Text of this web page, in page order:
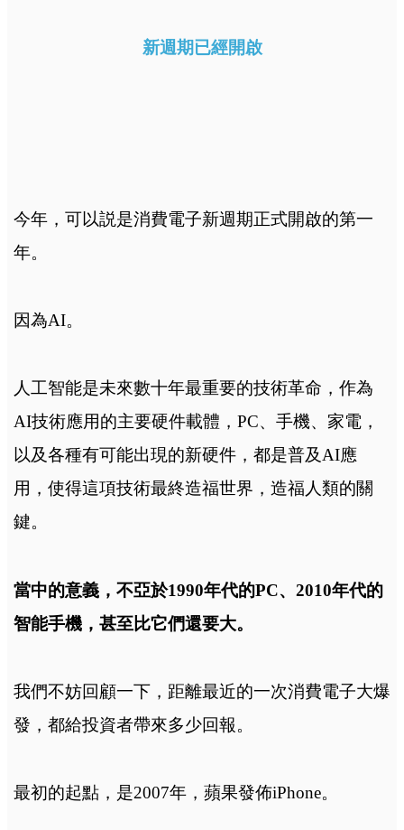
新週期已經開啟
今年，可以説是消費電子新週期正式開啟的第一
年。
因為AI。
人工智能是未來數十年最重要的技術革命，作為
AI技術應用的主要硬件載體，PC、手機、家電，
以及各種有可能出現的新硬件，都是普及AI應
用，使得這項技術最終造福世界，造福人類的關
鍵。
當中的意義，不亞於1990年代的PC、2010年代的
智能手機，甚至比它們還要大。
我們不妨回顧一下，距離最近的一次消費電子大爆
發，都給投資者帶來多少回報。
最初的起點，是2007年，蘋果發佈iPhone。